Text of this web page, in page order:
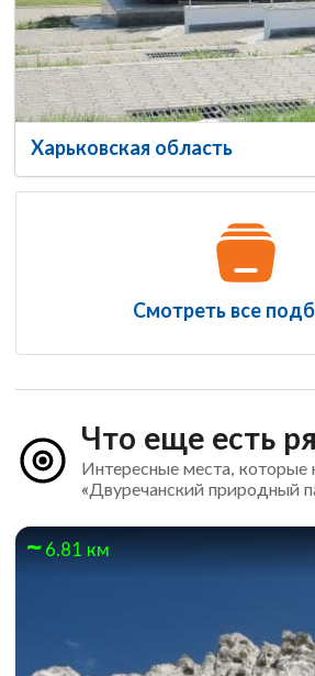
Харьковская область
Смотреть все
Что еще есть
Интересные места, которые
«Двуречанский природный
6.81 км